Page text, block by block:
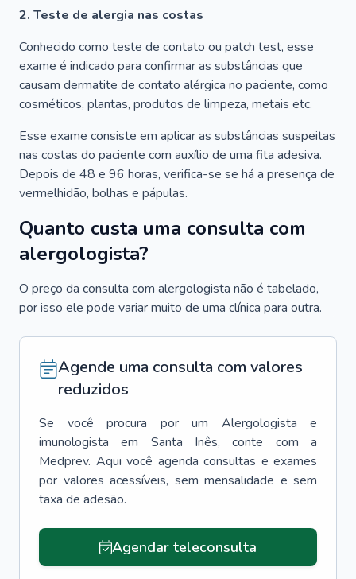
2. Teste de alergia nas costas
Conhecido como teste de contato ou patch test, esse
exame é indicado para confirmar as substâncias que
causam dermatite de contato alérgica no paciente, como
cosméticos, plantas, produtos de limpeza, metais etc.
Esse exame consiste em aplicar as substâncias suspeitas
nas costas do paciente com auxílio de uma fita adesiva.
Depois de 48 e 96 horas, verifica-se se há a presença de
vermelhidão, bolhas e pápulas.
Quanto custa uma consulta com
alergologista?
O preço da consulta com alergologista não é tabelado,
por isso ele pode variar muito de uma clínica para outra.
Agende uma consulta com valores
reduzidos
Se você procura por um
Alergologista e
imunologista
em Santa Inês, conte com a
Medprev. Aqui você agenda consultas e exames
por valores acessíveis, sem mensalidade e sem
taxa de adesão.
Agendar teleconsulta